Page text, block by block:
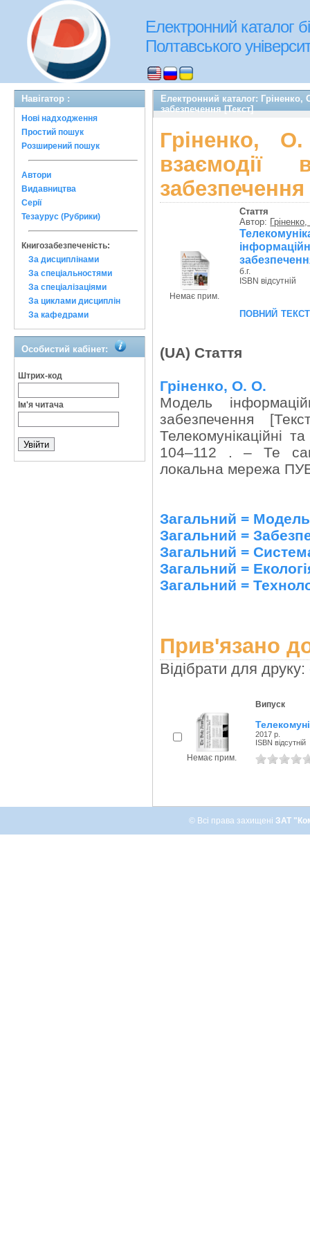
Електронний каталог
Полтавського
Навігатор :
Нові надходження
Простий пошук
Розширений пошук
Автори
Видавництва
Серії
Тезаурус (Рубрики)
Книгозабезпеченість:
За дисциплінами
За спеціальностями
За спеціалізаціями
За циклами дисциплін
За кафедрами
Особистий кабінет:
Штрих-код
Ім'я читача
Електронний каталог:
забезпечення [Текст]
Гріненко,
взаємодії
забезпечення
Немає прим.
Стаття
Автор:
б.г.
ISBN відсутній
повний текст
(UA) Стаття
Гріненко, О. О.
Модель
забезпечення
Телекомунікаційні
104–112 . – Те
локальна мережа
Загальний = Модель
Загальний =
Загальний =
Загальний =
Загальний =
Прив'язано
Відібрати для друку:
Немає прим.
Випуск
2017 р.
ISBN відсутній
© Всі права захищені ЗАТ